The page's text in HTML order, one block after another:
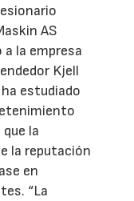
AS
la empresa
Kjell
estudiado
la
la reputación
en
“La